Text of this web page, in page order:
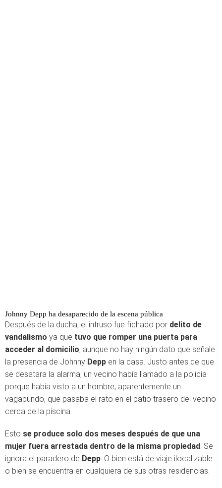
Johnny Depp ha desaparecido de la escena pública
Después de la ducha, el intruso fue fichado por delito de
vandalismo ya que tuvo que romper una puerta para
acceder al domicilio, aunque no hay ningún dato que señale
la presencia de Johnny Depp en la casa. Justo antes de que
se desatara la alarma, un vecino había llamado a la policía
porque había visto a un hombre, aparentemente un
vagabundo, que pasaba el rato en el patio trasero del vecino
cerca de la piscina.
Esto se produce solo dos meses después de que una
mujer fuera arrestada dentro de la misma propiedad. Se
ignora el paradero de Depp. O bien está de viaje ilocalizable
o bien se encuentra en cualquiera de sus otras residencias.